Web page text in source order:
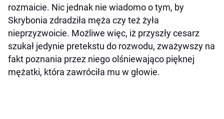
rozmaicie. Nic jednak nie wiadomo o tym, by
Skrybonia zdradziła męża czy też żyła
nieprzyzwoicie. Możliwe więc, iż przyszły cesarz
szukał jedynie pretekstu do rozwodu, zważywszy na
fakt poznania przez niego olśniewająco pięknej
mężatki, która zawróciła mu w głowie.